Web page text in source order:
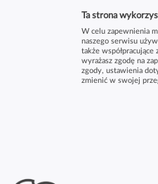
Ta strona
W celu zapewnienia
naszego serwisu
także
wyrażasz zgodę na
zgody, ustawienia
zmienić w swojej